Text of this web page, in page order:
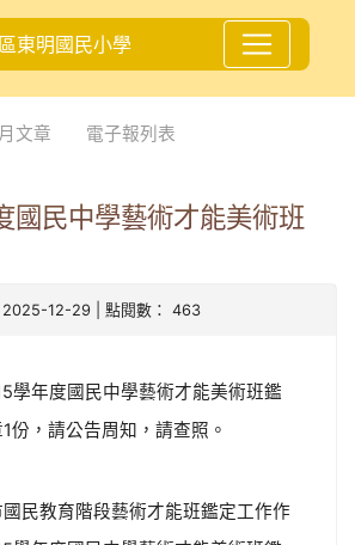
東明國民小學
文章 電子報列表
國民中學藝術才能美術班
2025-12-29 | 點閱數： 463
學年度國民中學藝術才能美術班鑑
份，請公告周知，請查照。
民教育階段藝術才能班鑑定工作作